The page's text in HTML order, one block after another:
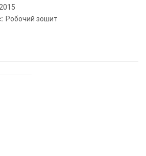
2015
Робочий зошит